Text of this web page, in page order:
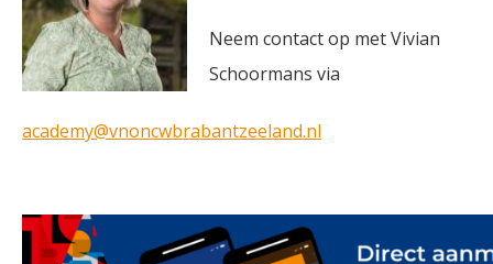
Neem contact op met Vivian
Schoormans via
academy@vnoncwbrabantzeeland.nl